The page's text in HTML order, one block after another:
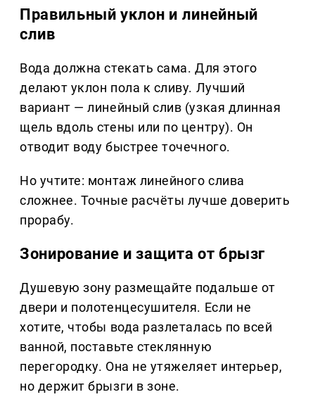
Правильный уклон и линейный
слив
Вода должна стекать сама. Для этого
делают уклон пола к сливу. Лучший
вариант — линейный слив (узкая длинная
щель вдоль стены или по центру). Он
отводит воду быстрее точечного.
Но учтите: монтаж линейного слива
сложнее. Точные расчёты лучше доверить
прорабу.
Зонирование и защита от брызг
Душевую зону размещайте подальше от
двери и полотенцесушителя. Если не
хотите, чтобы вода разлеталась по всей
ванной, поставьте стеклянную
перегородку. Она не утяжеляет интерьер,
но держит брызги в зоне.